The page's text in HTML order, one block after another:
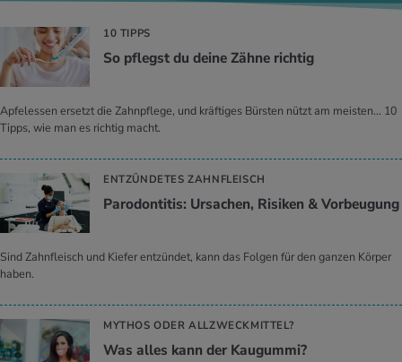
10 TIPPS
So pflegst du deine Zähne rich­tig
Apfelessen ersetzt die Zahnpflege, und kräftiges Bürsten nützt am meisten... 10
Tipps, wie man es richtig macht.
ENTZÜNDETES ZAHNFLEISCH
Par­odon­ti­tis: Ur­sa­chen, Ri­si­ken & Vor­beu­gung
Sind Zahnfleisch und Kiefer entzündet, kann das Folgen für den ganzen Körper
haben.
MYTHOS ODER ALLZWECKMITTEL?
Was alles kann der Kau­gum­mi?